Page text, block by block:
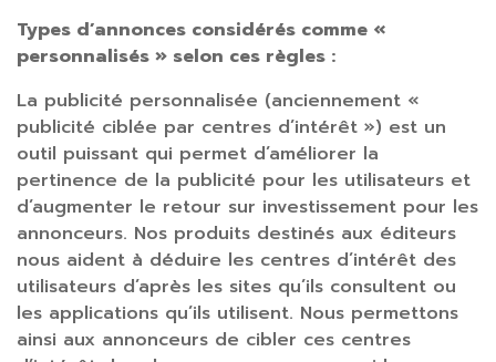
Types d’annonces considérés comme «
personnalisés » selon ces règles :
La publicité personnalisée (anciennement «
publicité ciblée par centres d’intérêt ») est un
outil puissant qui permet d’améliorer la
pertinence de la publicité pour les utilisateurs et
d’augmenter le retour sur investissement pour les
annonceurs. Nos produits destinés aux éditeurs
nous aident à déduire les centres d’intérêt des
utilisateurs d’après les sites qu’ils consultent ou
les applications qu’ils utilisent. Nous permettons
ainsi aux annonceurs de cibler ces centres